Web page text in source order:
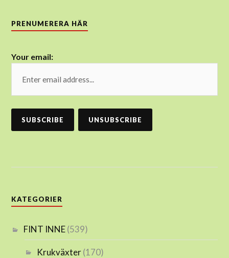
PRENUMERERA HÄR
Your email:
KATEGORIER
FINT INNE(539)
Krukväxter(170)